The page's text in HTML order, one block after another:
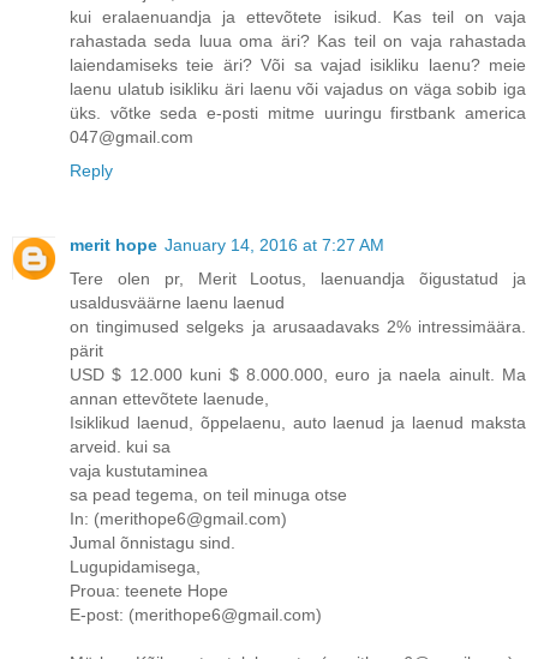
kui eralaenuandja ja ettevõtete isikud. Kas teil on vaja
rahastada seda luua oma äri? Kas teil on vaja rahastada
laiendamiseks teie äri? Või sa vajad isikliku laenu? meie
laenu ulatub isikliku äri laenu või vajadus on väga sobib iga
üks. võtke seda e-posti mitme uuringu firstbank america
047@gmail.com
Reply
merit hope January 14, 2016 at 7:27 AM
Tere olen pr, Merit Lootus, laenuandja õigustatud ja
usaldusväärne laenu laenud
on tingimused selgeks ja arusaadavaks 2% intressimäära.
pärit
USD $ 12.000 kuni $ 8.000.000, euro ja naela ainult. Ma
annan ettevõtete laenude,
Isiklikud laenud, õppelaenu, auto laenud ja laenud maksta
arveid. kui sa
vaja kustutaminea
sa pead tegema, on teil minuga otse
In: (merithope6@gmail.com)
Jumal õnnistagu sind.
Lugupidamisega,
Proua: teenete Hope
E-post: (merithope6@gmail.com)